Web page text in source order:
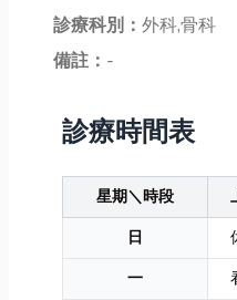
診療科別： 外科,骨科
備註： -
診療時間表
星期＼時段
日
一